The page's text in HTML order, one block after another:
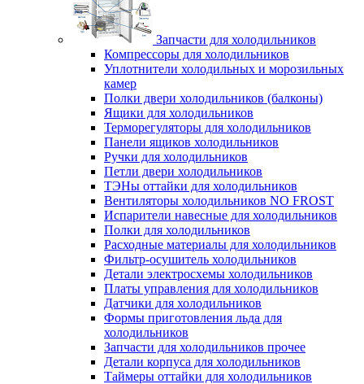
Запчасти для холодильников
Компрессоры для холодильников
Уплотнители холодильных и морозильных
камер
Полки двери холодильников (балконы)
Ящики для холодильников
Терморегуляторы для холодильников
Панели ящиков холодильников
Ручки для холодильников
Петли двери холодильников
ТЭНы оттайки для холодильников
Вентиляторы холодильников NO FROST
Испарители навесные для холодильников
Полки для холодильников
Расходные материалы для холодильников
Фильтр-осушитель холодильников
Детали электросхемы холодильников
Платы управления для холодильников
Датчики для холодильников
Формы приготовления льда для
холодильников
Запчасти для холодильников прочее
Детали корпуса для холодильников
Таймеры оттайки для холодильников